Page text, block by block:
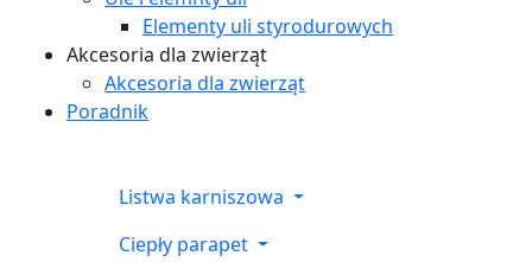
Elementy uli styrodurowych
Akcesoria dla zwierząt
Akcesoria dla zwierząt
Poradnik
Listwa karniszowa
Ciepły parapet